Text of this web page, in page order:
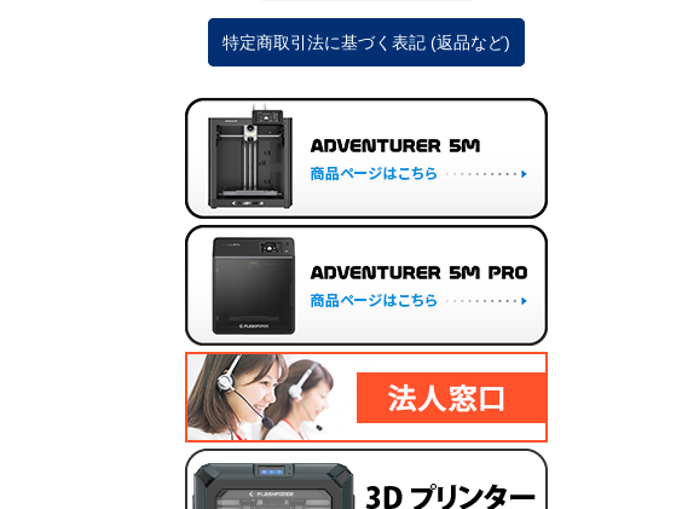
特定商取引法に基づく表記 (返品など)